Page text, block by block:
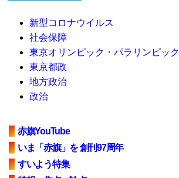
新型コロナウイルス
社会保障
東京オリンピック・パラリンピック
東京都政
地方政治
政治
赤旗YouTube
いま「赤旗」を 創刊97周年
すいよう特集